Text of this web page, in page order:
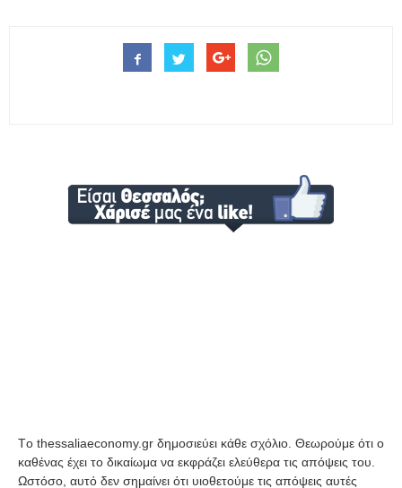
Tο thessaliaeconomy.gr δημοσιεύει κάθε σχόλιο. Θεωρούμε ότι ο
καθένας έχει το δικαίωμα να εκφράζει ελεύθερα τις απόψεις του.
Ωστόσο, αυτό δεν σημαίνει ότι υιοθετούμε τις απόψεις αυτές